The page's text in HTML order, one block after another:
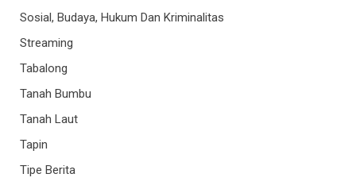
Sosial, Budaya, Hukum Dan Kriminalitas
Streaming
Tabalong
Tanah Bumbu
Tanah Laut
Tapin
Tipe Berita